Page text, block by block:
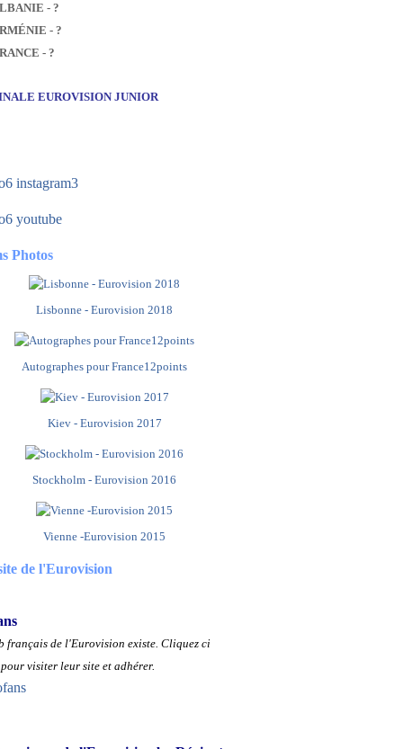
- ?
- ?
- ?
EUROVISION JUNIOR
Photos
Lisbonne - Eurovision 2018
Autographes pour France12points
Kiev - Eurovision 2017
Stockholm - Eurovision 2016
Vienne -Eurovision 2015
de l'Eurovision
français de l'Eurovision existe. Cliquez ci
pour visiter leur site et adhérer.